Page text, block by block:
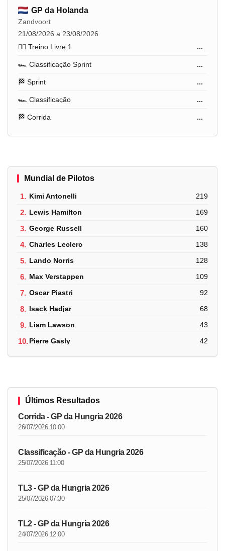
GP da Holanda
Zandvoort
21/08/2026 a 23/08/2026
🏋️‍♂️ Treino Livre 1
...
🏎️ Classificação Sprint ...
🏁 Sprint ...
🏎️ Classificação ...
🏁 Corrida ...
Mundial de Pilotos
1. Kimi Antonelli 219
2. Lewis Hamilton 169
3. George Russell 160
4. Charles Leclerc 138
5. Lando Norris 128
6. Max Verstappen 109
7. Oscar Piastri 92
8. Isack Hadjar 68
9. Liam Lawson 43
10.Pierre Gasly 42
Últimos Resultados
Corrida - GP da Hungria 2026
26/07/2026 10:00
Classificação - GP da Hungria 2026
25/07/2026 11:00
TL3 - GP da Hungria 2026
25/07/2026 07:30
TL2 - GP da Hungria 2026
24/07/2026 12:00